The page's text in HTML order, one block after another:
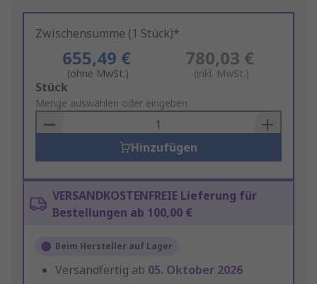
Zwischensumme (1 Stück)*
655,49 €
(ohne MwSt.)
780,03 €
(inkl. MwSt.)
Add
to
Basket
Stück
Menge auswählen oder eingeben
Hinzufügen
VERSANDKOSTENFREIE Lieferung für
Bestellungen ab 100,00 €
Beim Hersteller auf Lager
Versandfertig ab 05. Oktober 2026